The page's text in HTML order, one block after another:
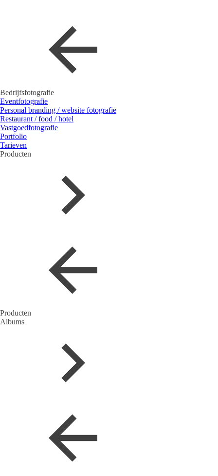
Bedrijfsfotografie
Eventfotografie
Personal branding / website fotografie
Restaurant / food / hotel
Vastgoedfotografie
Portfolio
Tarieven
Producten
Producten
Albums